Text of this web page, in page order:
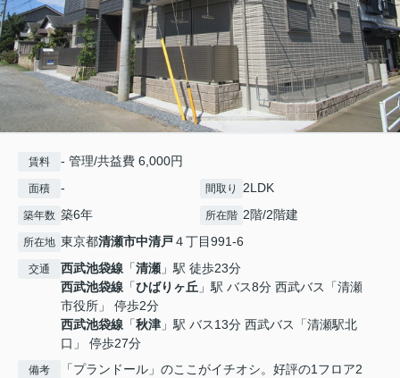
賃料 - 管理/共益費 6,000円
面積 - 間取り 2LDK
築年数 築6年 所在階 2階/2階建
所在地 東京都清瀬市中清戸４丁目991-6
交通 西武池袋線 「清瀬 」駅 徒歩23分
西武池袋線 「ひばりヶ丘 」駅 バス8分 西武バス「清瀬
市役所」 停歩2分
西武池袋線 「秋津 」駅 バス13分 西武バス「清瀬駅北
口」 停歩27分
備考
「プランドール」のここがイチオシ。好評の1フロア2